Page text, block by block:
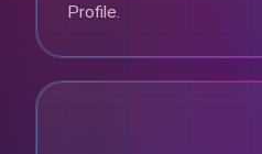
Profile.